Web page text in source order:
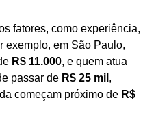
fatores, como experiência,
exemplo, em São Paulo,
R$ 11.000, e quem atua
passar de R$ 25 mil ,
começam próximo de R$